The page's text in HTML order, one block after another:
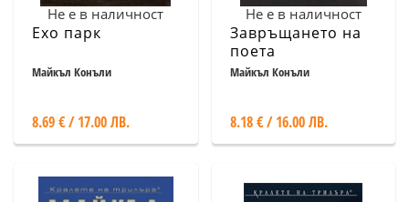
Не е в наличност
Ехо парк
Майкъл Конъли
8.69 € / 17.00 ЛВ.
Не е в наличност
Завръщането на
поета
Майкъл Конъли
8.18 € / 16.00 ЛВ.